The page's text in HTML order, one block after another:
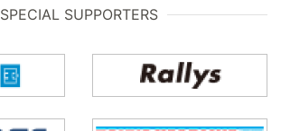
SPECIAL SUPPORTERS